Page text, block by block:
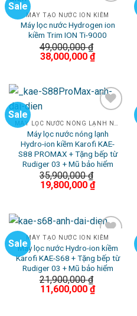
Sale
Add to
Wishlist
MÁY TẠO NƯỚC ION KIỀM
Máy lọc nước Hydrogen ion
kiềm Trim ION Ti-9000
49,000,000₫
38,000,000 ₫
Sale
Add to
Wishlist
Máy lọc nước nóng lạnh
Hydro-ion kiềm Karofi KAE-
S88 PROMAX + Tặng bếp từ
Rudiger 03 + Mũ bảo hiểm
35,900,000₫
19,800,000 ₫
Sale
Add to
Wishlist
MÁY TẠO NƯỚC ION KIỀM
Máy lọc nước Hydro-ion kiềm
Karofi KAE-S68 + Tặng bếp từ
Rudiger 03 + Mũ bảo hiểm
21,900,000₫
11,600,000 ₫